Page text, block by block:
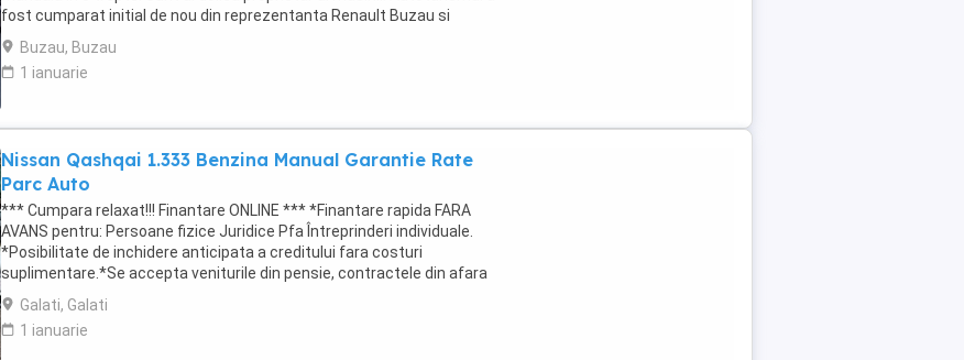
fost cumparat initial de nou din reprezentanta Renault Buzau si
dispune de istoric complet ...
Buzau, Buzau
1 ianuarie
Nissan Qashqai 1.333 Benzina Manual Garantie Rate
Parc Auto
*** Cumpara relaxat!!! Finantare ONLINE *** *Finantare rapida FARA
AVANS pentru: Persoane fizice Juridice Pfa Întreprinderi individuale.
*Posibilitate de inchidere anticipata a creditului fara costuri
suplimentare.*Se accepta veniturile din pensie, contractele din afara
tarii.*Credit doar ...
Galati, Galati
1 ianuarie